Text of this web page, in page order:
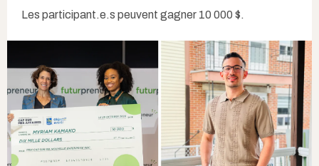
Les participant.e.s peuvent gagner 10 000 $.